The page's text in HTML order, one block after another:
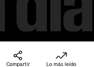
Compartir Lo más leído